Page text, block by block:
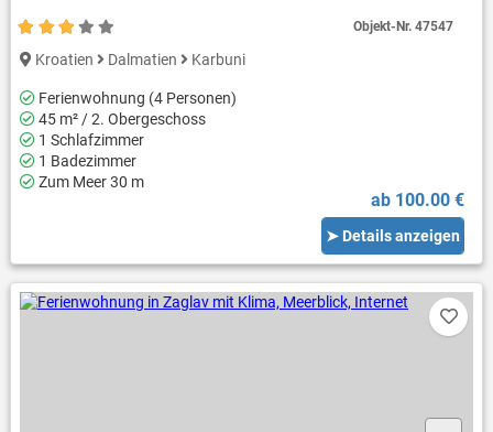
Kroatien Dalmatien Karbuni
Ferienwohnung (4 Personen)
45 m² / 2. Obergeschoss
1 Schlafzimmer
1 Badezimmer
Zum Meer 30 m
ab 100.00 €
➤ Details anzeigen
Objekt-Nr.47547